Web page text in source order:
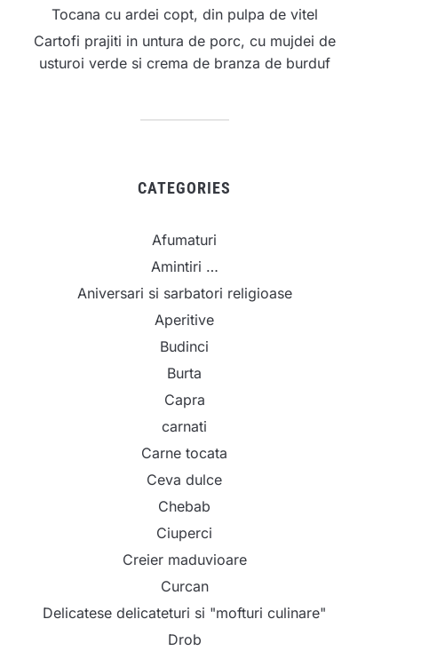
Tocana cu ardei copt, din pulpa de vitel
Cartofi prajiti in untura de porc, cu mujdei de
usturoi verde si crema de branza de burduf
CATEGORIES
Afumaturi
Amintiri …
Aniversari si sarbatori religioase
Aperitive
Budinci
Burta
Capra
carnati
Carne tocata
Ceva dulce
Chebab
Ciuperci
Creier maduvioare
Curcan
Delicatese delicateturi si "mofturi culinare"
Drob